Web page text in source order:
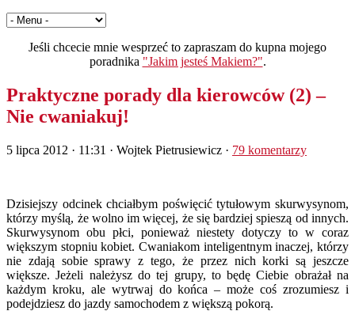
Jeśli chcecie mnie wesprzeć to zapraszam do kupna mojego
poradnika "Jakim jesteś Makiem?".
Praktyczne porady dla kierowców (2) –
Nie cwaniakuj!
5 lipca 2012 · 11:31 · Wojtek Pietrusiewicz · 79 komentarzy
Dzisiejszy odcinek chciałbym poświęcić tytułowym skurwysynom,
którzy myślą, że wolno im więcej, że się bardziej spieszą od innych.
Skurwysynom obu płci, ponieważ niestety dotyczy to w coraz
większym stopniu kobiet. Cwaniakom inteligentnym inaczej, którzy
nie zdają sobie sprawy z tego, że przez nich korki są jeszcze
większe. Jeżeli należysz do tej grupy, to będę Ciebie obrażał na
każdym kroku, ale wytrwaj do końca – może coś zrozumiesz i
podejdziesz do jazdy samochodem z większą pokorą.